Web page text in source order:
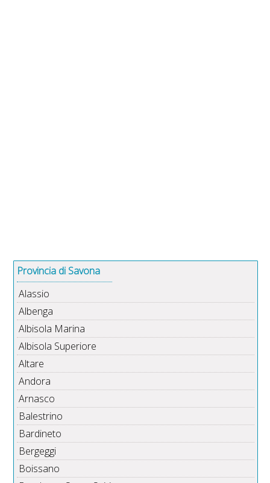
Provincia di Savona
Alassio
Albenga
Albisola Marina
Albisola Superiore
Altare
Andora
Arnasco
Balestrino
Bardineto
Bergeggi
Boissano